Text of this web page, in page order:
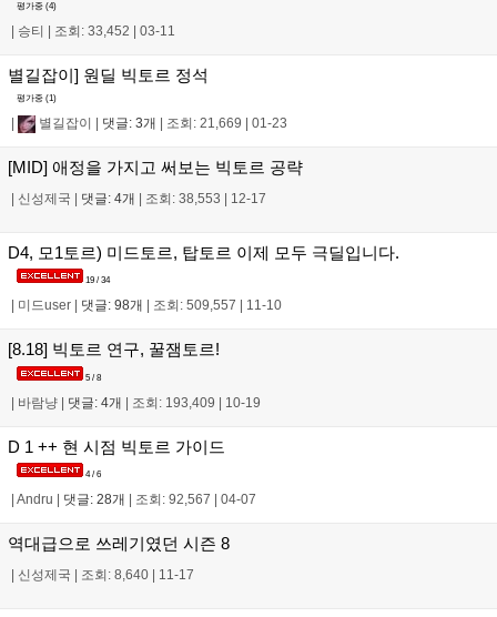
평가중 (4)
| 승티 | 조회: 33,452 | 03-11
별길잡이] 원딜 빅토르 정석
평가중 (1)
| 별길잡이 | 댓글: 3개 | 조회: 21,669 | 01-23
[MID] 애정을 가지고 써보는 빅토르 공략
| 신성제국 | 댓글: 4개 | 조회: 38,553 | 12-17
D4, 모1토르) 미드토르, 탑토르 이제 모두 극딜입니다.
19 / 34
미드user 댓글: 98개 조회: 509,557 11-10
[8.18] 빅토르 연구, 꿀잼토르!
5 / 8
| 바람냥 | 댓글: 4개 | 조회: 193,409 | 10-19
D 1 ++ 현 시점 빅토르 가이드
4 / 6
Andru 댓글: 28개 조회: 92,567 04-07
역대급으로 쓰레기였던 시즌 8
신성제국 조회: 8,640 11-17